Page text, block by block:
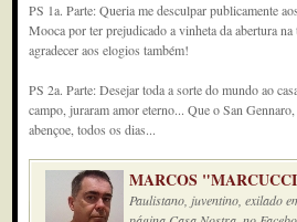
PS 1a. Parte: Queria me desculpar publicamente
Mooca por ter prejudicado a vinheta da abertura
agradecer aos elogios também!
PS 2a. Parte: Desejar toda a sorte do mundo ao
campo, juraram amor eterno... Que o San
abençoe, todos os dias...
MARCOS
Paulistano, juventino, exilado